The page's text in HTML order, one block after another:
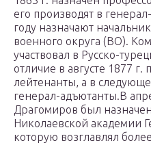
его производят в
году назначают
военного округа (ВО).
участвовал в Русско-
отличие в августе 1877
лейтенанты, а в
генерал-адъютанты.В
Драгомиров был
Николаевской академии
которую возглавлял